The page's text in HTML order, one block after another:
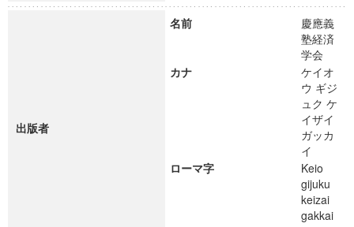
出版者
名前
慶應義
塾経済
学会
カナ
ケイオ
ウ ギジ
ュク ケ
イザイ
ガッカ
イ
ローマ字
Keio
gijuku
keizai
gakkai